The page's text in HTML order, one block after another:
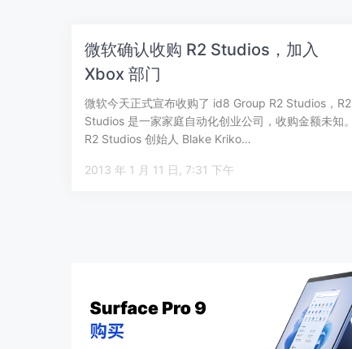
微软确认收购 R2 Studios，加入
Xbox 部门
微软今天正式宣布收购了 id8 Group R2 Studios，R2
Studios 是一家家庭自动化创业公司，收购金额未知。
R2 Studios 创始人 Blake Kriko…
2013 年 1 月 11 日, 7:31 下午